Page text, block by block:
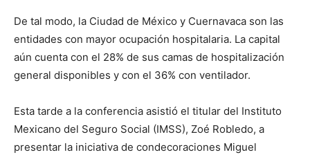
De tal modo, la Ciudad de México y Cuernavaca son las
entidades con mayor ocupación hospitalaria. La capital
aún cuenta con el 28% de sus camas de hospitalización
general disponibles y con el 36% con ventilador.
Esta tarde a la conferencia asistió el titular del Instituto
Mexicano del Seguro Social (IMSS), Zoé Robledo, a
presentar la iniciativa de condecoraciones Miguel